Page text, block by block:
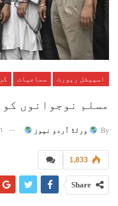
اسپیشل رپورٹ سماجیات
مسلم نوجوانوں
By ورلڈ اُردو نیوز
1,833
Share